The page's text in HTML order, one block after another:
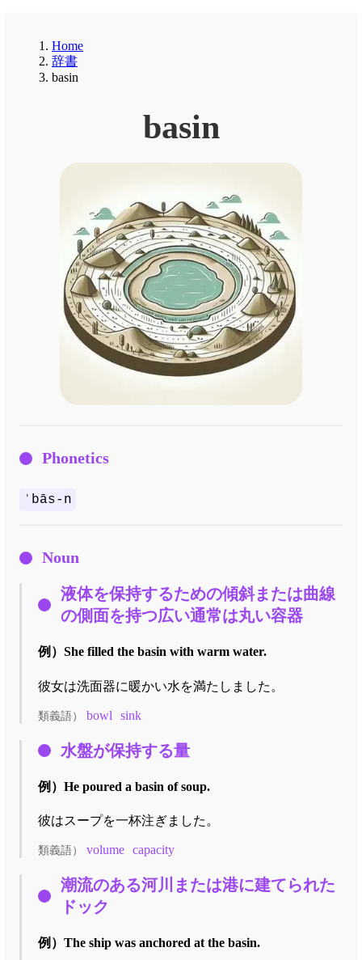
Home
辞書
basin
basin
Phonetics
ˈbās-n
Noun
液体を保持するための傾斜または曲線
の側面を持つ広い通常は丸い容器
例） She filled the basin with warm water.
彼女は洗面器に暖かい水を満たしました。
類義語） bowl sink
水盤が保持する量
例） He poured a basin of soup.
彼はスープを一杯注ぎました。
類義語） volume capacity
潮流のある河川または港に建てられた
ドック
例） The ship was anchored at the basin.